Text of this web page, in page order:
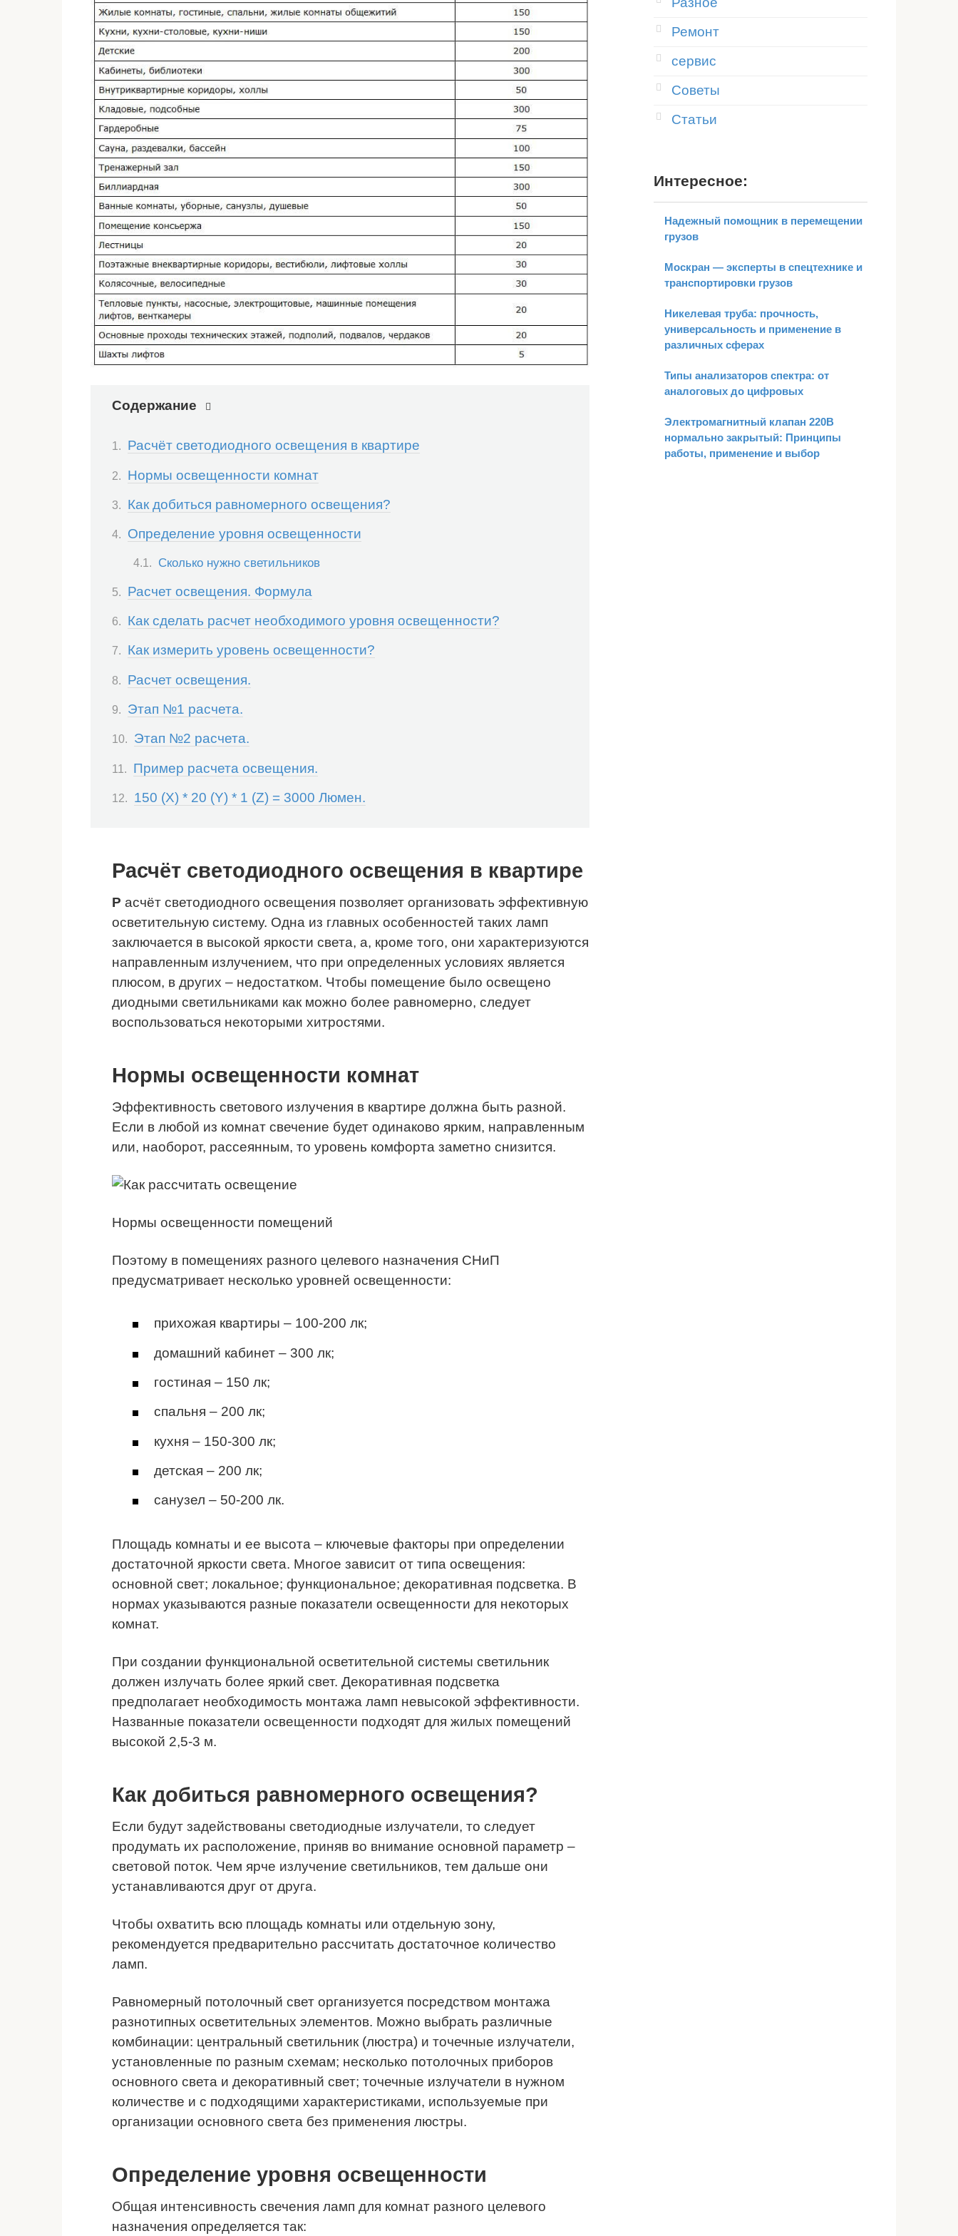
Содержание
Расчёт светодиодного освещения в квартире
Нормы освещенности комнат
Как добиться равномерного освещения?
Определение уровня освещенности
Сколько нужно светильников
Расчет освещения. Формула
Как сделать расчет необходимого уровня освещенности?
Как измерить уровень освещенности?
Расчет освещения.
Этап №1 расчета.
Этап №2 расчета.
Пример расчета освещения.
150 (X) * 20 (Y) * 1 (Z) = 3000 Люмен.
Расчёт светодиодного освещения в квартире
Р асчёт светодиодного освещения позволяет организовать эффективную
осветительную систему. Одна из главных особенностей таких ламп
заключается в высокой яркости света, а, кроме того, они характеризуются
направленным излучением, что при определенных условиях является
плюсом, в других – недостатком. Чтобы помещение было освещено
диодными светильниками как можно более равномерно, следует
воспользоваться некоторыми хитростями.
Нормы освещенности комнат
Эффективность светового излучения в квартире должна быть разной.
Если в любой из комнат свечение будет одинаково ярким, направленным
или, наоборот, рассеянным, то уровень комфорта заметно снизится.
Нормы освещенности помещений
Поэтому в помещениях разного целевого назначения СНиП
предусматривает несколько уровней освещенности:
прихожая квартиры – 100-200 лк;
домашний кабинет – 300 лк;
гостиная – 150 лк;
спальня – 200 лк;
кухня – 150-300 лк;
детская – 200 лк;
санузел – 50-200 лк.
Площадь комнаты и ее высота – ключевые факторы при определении
достаточной яркости света. Многое зависит от типа освещения:
основной свет; локальное; функциональное; декоративная подсветка. В
нормах указываются разные показатели освещенности для некоторых
комнат.
При создании функциональной осветительной системы светильник
должен излучать более яркий свет. Декоративная подсветка
предполагает необходимость монтажа ламп невысокой эффективности.
Названные показатели освещенности подходят для жилых помещений
высокой 2,5-3 м.
Как добиться равномерного освещения?
Если будут задействованы светодиодные излучатели, то следует
продумать их расположение, приняв во внимание основной параметр –
световой поток. Чем ярче излучение светильников, тем дальше они
устанавливаются друг от друга.
Чтобы охватить всю площадь комнаты или отдельную зону,
рекомендуется предварительно рассчитать достаточное количество
ламп.
Равномерный потолочный свет организуется посредством монтажа
разнотипных осветительных элементов. Можно выбрать различные
комбинации: центральный светильник (люстра) и точечные излучатели,
установленные по разным схемам; несколько потолочных приборов
основного света и декоративный свет; точечные излучатели в нужном
количестве и с подходящими характеристиками, используемые при
организации основного света без применения люстры.
Определение уровня освещенности
Общая интенсивность свечения ламп для комнат разного целевого
назначения определяется так:
Ремонт
сервис
Советы
Статьи
Интересное:
Надежный помощник в перемещении
грузов
Москран — эксперты в спецтехнике и
транспортировки грузов
Никелевая труба: прочность,
универсальность и применение в
различных сферах
Типы анализаторов спектра: от
аналоговых до цифровых
Электромагнитный клапан 220В
нормально закрытый: Принципы
работы, применение и выбор